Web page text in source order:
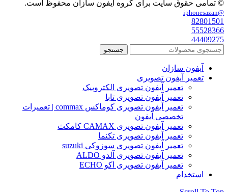
© تمامی حقوق سایت برای گروه آیفون سازان محفوظ است.
@iphonesazan
82801501
55528366
44409275
جستجو
آیفون سازان
تعمیر آیفون تصویری
تعمیر آیفون تصویری الکتروپیک
تعمیر آیفون تصویری تابا
تعمیر آیفون تصویری کوماکس commax | تعمیرات
تخصصی آیفون
تعمیر آیفون تصویری CAMAX کامکث
تعمیر آیفون تصویری تکنما
تعمیر آیفون تصویری سوزوکی suzuki
تعمیر آیفون تصویری آلدو ALDO
تعمیر آیفون تصویری اکو ECHO
استخدام